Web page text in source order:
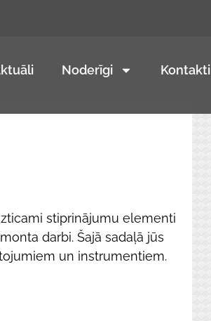
Noderīgi Kontakti
stiprinājumu elementi
darbi. Šajā sadaļā jūs
un instrumentiem.